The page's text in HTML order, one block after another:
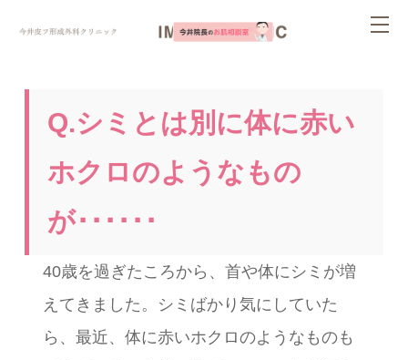
Q.シミとは別に体に赤い
ホクロのようなもの
が･･････
40歳を過ぎたころから、首や体にシミが増
えてきました。シミばかり気にしていた
ら、最近、体に赤いホクロのようなものも